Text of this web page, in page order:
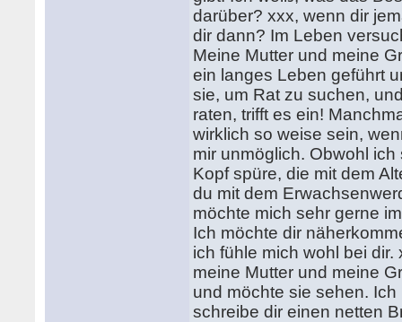
darüber? xxx, wenn dir
dir dann? Im Leben
Meine Mutter und meine
ein langes Leben geführt
sie, um Rat zu suchen,
raten, trifft es ein!
wirklich so weise sein,
mir unmöglich. Obwohl
Kopf spüre, die mit dem
du mit dem
möchte mich sehr gerne
Ich möchte dir
ich fühle mich wohl bei
meine Mutter und meine
und möchte sie sehen.
schreibe dir einen netten